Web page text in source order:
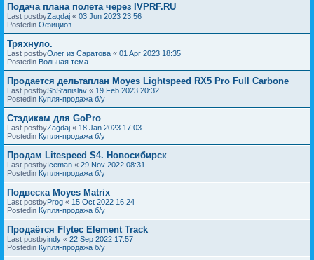
Подача плана полета через IVPRF.RU
Last postbyZagdaj « 03 Jun 2023 23:56
Postedin Официоз
Тряхнуло.
Last postbyОлег из Саратова « 01 Apr 2023 18:35
Postedin Вольная тема
Продается дельтаплан Moyes Lightspeed RX5 Pro Full Carbone
Last postbyShStanislav « 19 Feb 2023 20:32
Postedin Купля-продажа б/у
Стэдикам для GoPro
Last postbyZagdaj « 18 Jan 2023 17:03
Postedin Купля-продажа б/у
Продам Litespeed S4. Новосибирск
Last postbyIceman « 29 Nov 2022 08:31
Postedin Купля-продажа б/у
Подвеска Moyes Matrix
Last postbyProg « 15 Oct 2022 16:24
Postedin Купля-продажа б/у
Продаётся Flytec Element Track
Last postbyindy « 22 Sep 2022 17:57
Postedin Купля-продажа б/у